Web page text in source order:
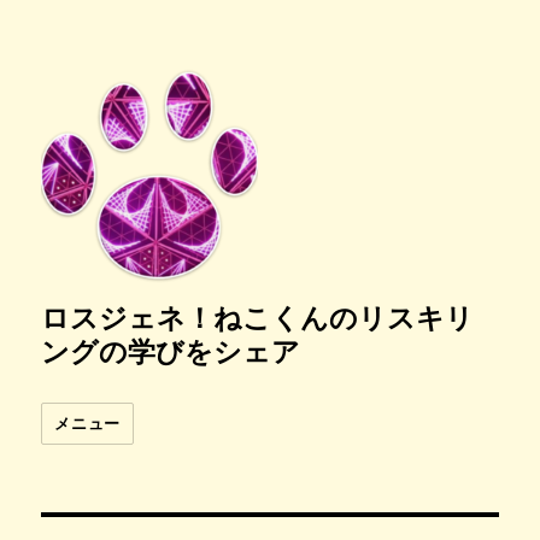
ロスジェネ！ねこくんのリスキリ
ングの学びをシェア
メニュー